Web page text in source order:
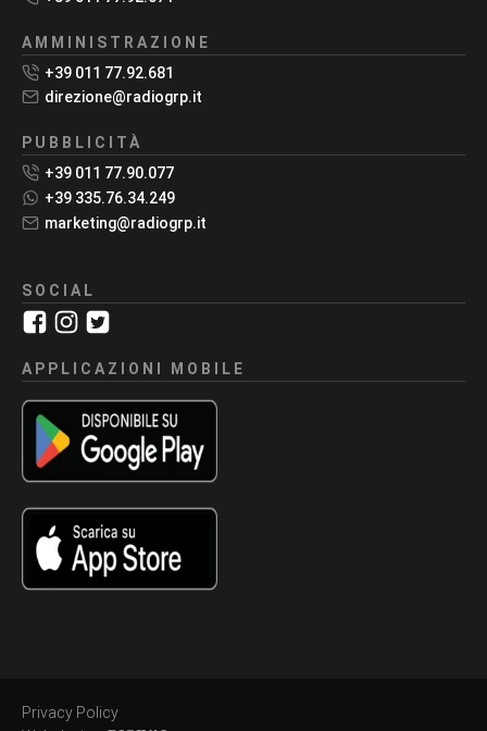
AMMINISTRAZIONE
+39 011 77.92.681
direzione@radiogrp.it
PUBBLICITÀ
+39 011 77.90.077
+39 335.76.34.249
marketing@radiogrp.it
SOCIAL
APPLICAZIONI MOBILE
Privacy Policy